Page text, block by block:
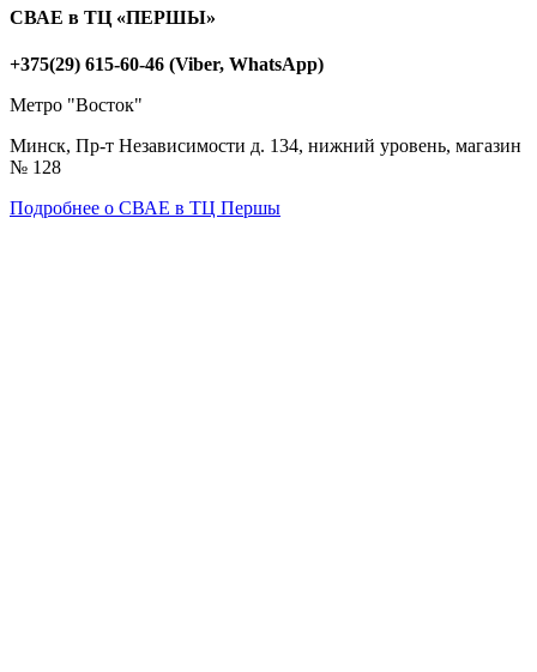
СВАЕ в ТЦ «ПЕРШЫ»
+375(29) 615-60-46 (Viber, WhatsApp)
Метро "Восток"
Минск, Пр-т Независимости д. 134, нижний уровень, магазин
№ 128
Подробнее о СВАЕ в ТЦ Першы